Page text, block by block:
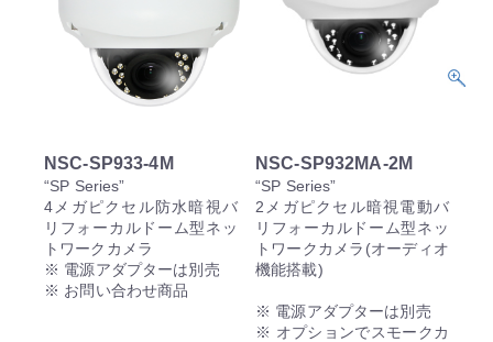
NSC-SP933-4M
“SP Series”
4メガピクセル防水暗視バ
リフォーカルドーム型ネッ
トワークカメラ
※ 電源アダプターは別売
※ お問い合わせ商品
NSC-SP932MA-2M
“SP Series”
2メガピクセル暗視電動バ
リフォーカルドーム型ネッ
トワークカメラ(オーディオ
機能搭載)
※ 電源アダプターは別売
※ オプションでスモークカ